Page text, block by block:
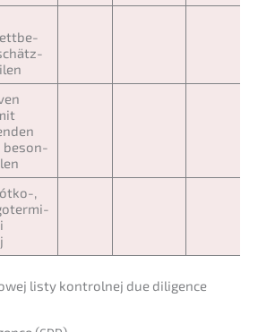
beson­
,
listy kontrol­nej due diligence